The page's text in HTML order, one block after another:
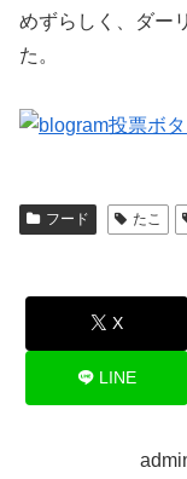
めずらしく、ダー
た。
フード たこ
X
LINE